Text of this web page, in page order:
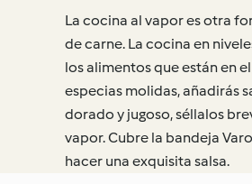
La cocina al vapor es otra
de carne. La cocina en
los alimentos que están en
especias molidas, añadirás
dorado y jugoso, séllalos
vapor. Cubre la bandeja
hacer una exquisita salsa.